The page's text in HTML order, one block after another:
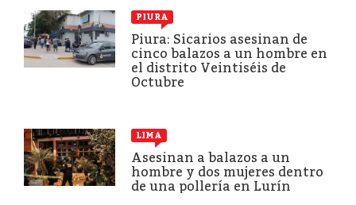
PIURA
Piura: Sicarios asesinan de
cinco balazos a un hombre en
el distrito Veintiséis de
Octubre
LIMA
Asesinan a balazos a un
hombre y dos mujeres dentro
de una pollería en Lurín